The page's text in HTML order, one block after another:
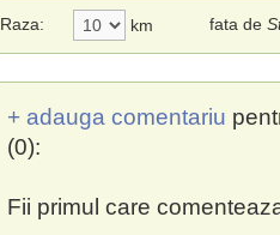
Raza: km fata de
+ adauga comentariu
(0):
Fii primul care